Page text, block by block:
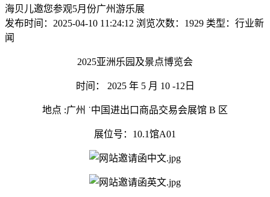
海贝儿邀您参观5月份广州游乐展
发布时间：2025-04-10 11:24:12 浏览次数：1929 类型：行业新
闻
2025亚洲乐园及景点博览会
时间： 2025 年 5 月 10 -12日
地点 :广州 ˙中国进出口商品交易会展馆 B 区
展位号：10.1馆A01